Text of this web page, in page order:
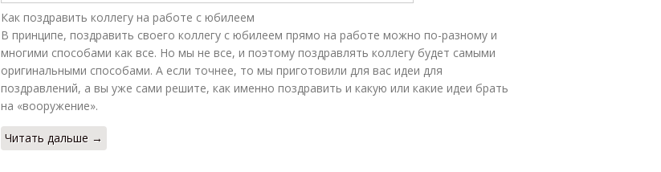
Как поздравить коллегу на работе с юбилеем
В принципе, поздравить своего коллегу с юбилеем прямо на работе можно по-разному и
многими способами как все. Но мы не все, и поэтому поздравлять коллегу будет самыми
оригинальными способами. А если точнее, то мы приготовили для вас идеи для
поздравлений, а вы уже сами решите, как именно поздравить и какую или какие идеи брать
на «вооружение».
Читать дальше →